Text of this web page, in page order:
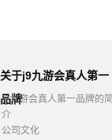
关于j9九游会真人第一
品牌
j9九游会真人第一品牌的简
介
公司文化